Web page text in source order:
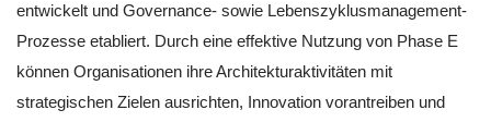
entwickelt und Governance- sowie Lebenszyklusmanagement-
Prozesse etabliert. Durch eine effektive Nutzung von Phase E
können Organisationen ihre Architekturaktivitäten mit
strategischen Zielen ausrichten, Innovation vorantreiben und